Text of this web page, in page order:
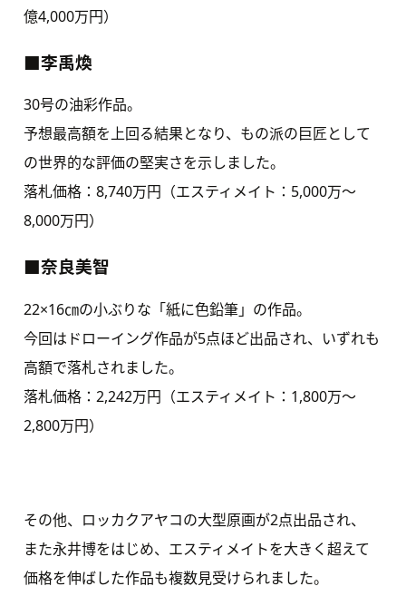
億4,000万円）
■李禹煥
30号の油彩作品。
予想最高額を上回る結果となり、もの派の巨匠として
の世界的な評価の堅実さを示しました。
落札価格：8,740万円（エスティメイト：5,000万〜
8,000万円）
■奈良美智
22×16㎝の小ぶりな「紙に色鉛筆」の作品。
今回はドローイング作品が5点ほど出品され、いずれも
高額で落札されました。
落札価格：2,242万円（エスティメイト：1,800万〜
2,800万円）
その他、ロッカクアヤコの大型原画が2点出品され、
また永井博をはじめ、エスティメイトを大きく超えて
価格を伸ばした作品も複数見受けられました。